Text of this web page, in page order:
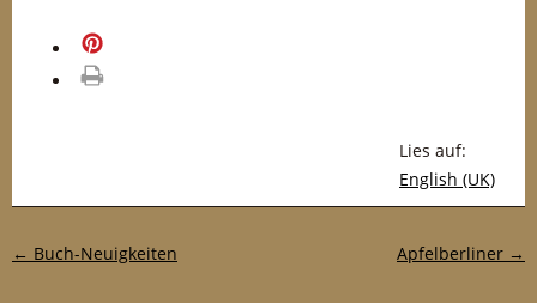
Lies auf:
English (UK)
Post-Navigation
← Buch-Neuigkeiten Apfelberliner →